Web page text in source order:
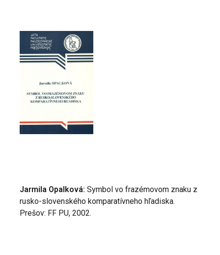
Jarmila Opalková: Symbol vo frazémovom znaku z
rusko-slovenského komparatívneho hľadiska.
Prešov: FF PU, 2002.